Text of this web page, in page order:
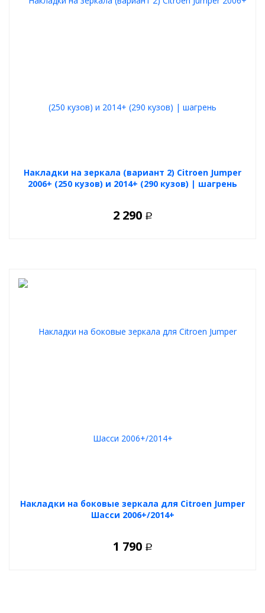
Накладки на зеркала (вариант 2) Citroen Jumper
2006+ (250 кузов) и 2014+ (290 кузов) | шагрень
2 290 Р
Накладки на боковые зеркала для Citroen Jumper
Шасси 2006+/2014+
1 790 Р